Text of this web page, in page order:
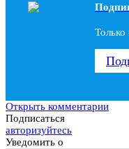
Открыть комментарии
Подписаться
авторизуйтесь
Уведомить о